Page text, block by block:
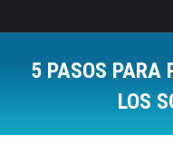
5 PASOS PARA
LOS